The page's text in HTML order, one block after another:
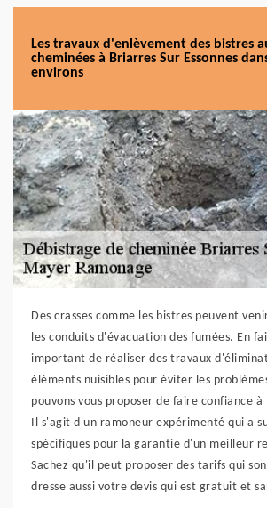
Les travaux d'enlèvement des bistres
cheminées à Briarres Sur Essonnes
environs
Des crasses comme les bistres peuvent
les conduits d'évacuation des fumées. En
important de réaliser des travaux
éléments nuisibles pour éviter les
pouvons vous proposer de faire confiance
Il s'agit d'un ramoneur expérimenté qui a
spécifiques pour la garantie d'un meilleur
Sachez qu'il peut proposer des tarifs qui
dresse aussi votre devis qui est gratuit et